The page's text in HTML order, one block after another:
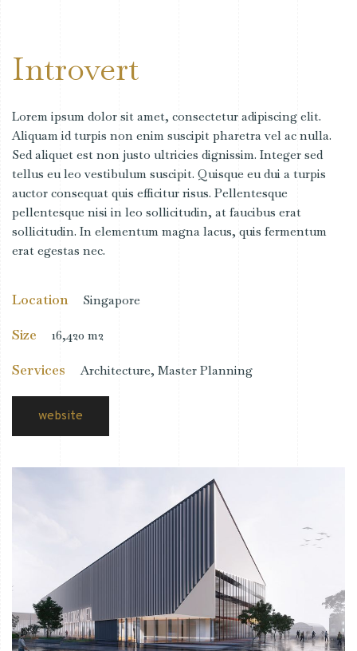
Introvert
Lorem ipsum dolor sit amet, consectetur adipiscing elit.
Aliquam id turpis non enim suscipit pharetra vel ac nulla.
Sed aliquet est non justo ultricies dignissim. Integer sed
tellus eu leo vestibulum suscipit. Quisque eu dui a turpis
auctor consequat quis efficitur risus. Pellentesque
pellentesque nisi in leo sollicitudin, at faucibus erat
sollicitudin. In elementum magna lacus, quis fermentum
erat egestas nec.
Location Singapore
Size 16,420 m2
Services Architecture, Master Planning
website